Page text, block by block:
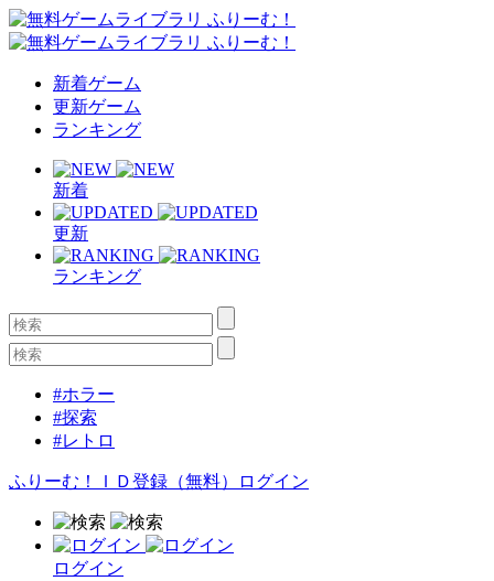
新着ゲーム
更新ゲーム
ランキング
新着
更新
ランキング
#ホラー
#探索
#レトロ
ふりーむ！ＩＤ登録（無料） ログイン
ログイン